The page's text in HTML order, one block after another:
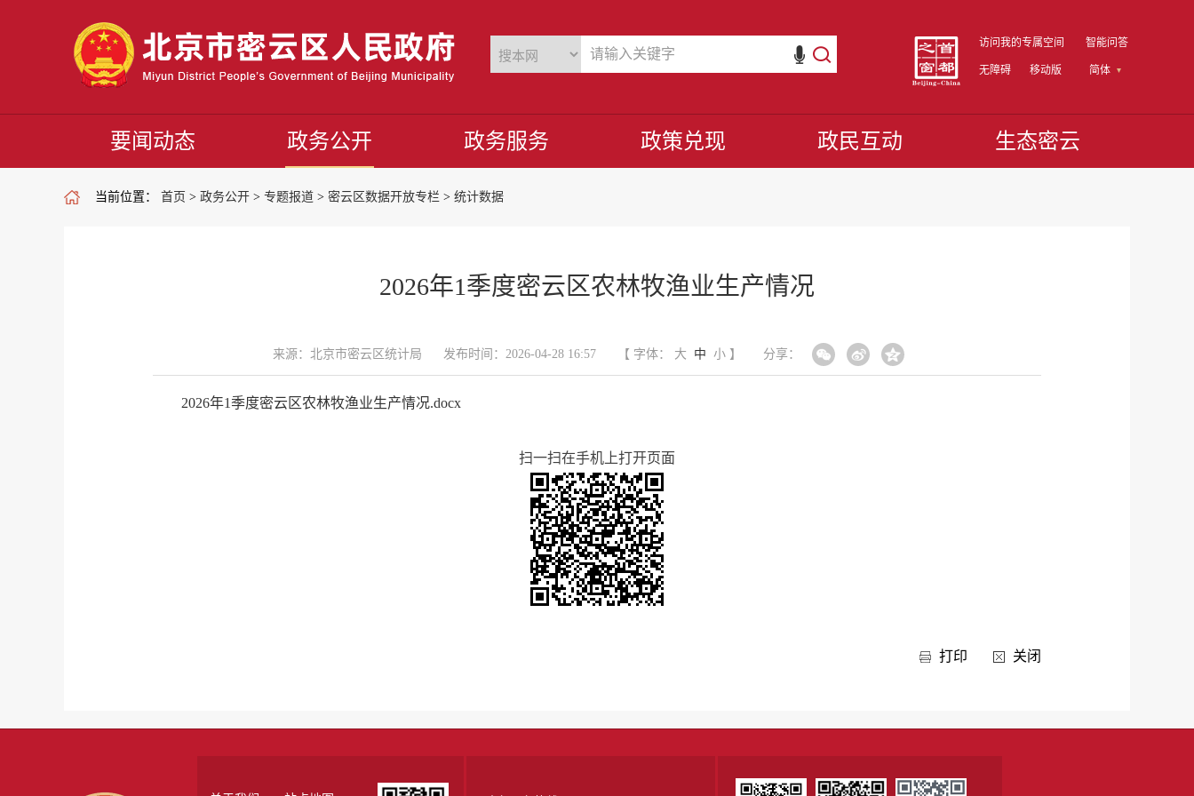
访问我的专属空间 智能问答
无障碍 移动版 简体
要闻动态 政务公开 政务服务 政策兑现 政民互动 生态密云
当前位置： 首页 > 政务公开 > 专题报道 > 密云区数据开放专栏 > 统计数据
2026年1季度密云区农林牧渔业生产情况
来源：北京市密云区统计局 发布时间：2026-04-28 16:57 【 字体： 大 中 小】 分享：
2026年1季度密云区农林牧渔业生产情况.docx
扫一扫在手机上打开页面
打印 关闭